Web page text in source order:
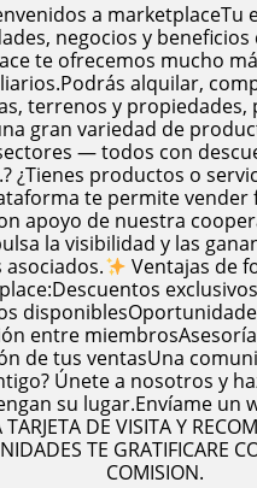
a marketplaceTu
negocios y
te ofrecemos mucho
alquilar,
terrenos y propiedades,
gran variedad de
— todos con
¿Tienes productos o
te permite vender
apoyo de nuestra
la visibilidad y las
Ventajas de
entre
de tus ventasUna
Únete a nosotros y
su lugar.Envíame un
DE VISITA Y
TE GRATIFICARE
COMISION.